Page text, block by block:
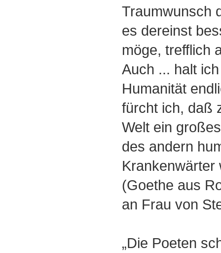
Traumwunsch
es dereinst
möge, trefflich
Auch ... halt
Humanität
fürcht ich, daß
Welt ein
des andern
Krankenwärter
(Goethe aus
an Frau von
„Die Poeten